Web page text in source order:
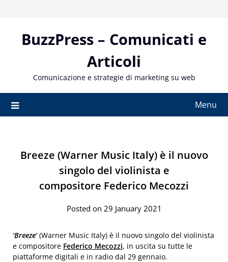
contentBuzzPress – Comunicati e
Articoli
Comunicazione e strategie di marketing su web
Menu
Breeze (Warner Music Italy) è il nuovo
singolo del violinista e
compositore Federico Mecozzi
Posted on 29 January 2021
‘Breeze’(Warner Music Italy) è il nuovo singolo del violinista
e compositore Federico Mecozzi, in uscita su tutte le
piattaforme digitali e in radio dal 29 gennaio.